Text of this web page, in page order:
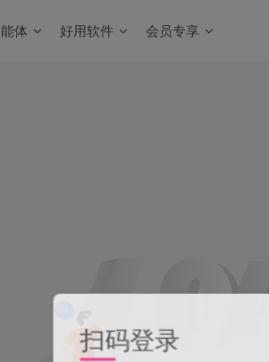
体 好用软件 会员专享
扫码登录